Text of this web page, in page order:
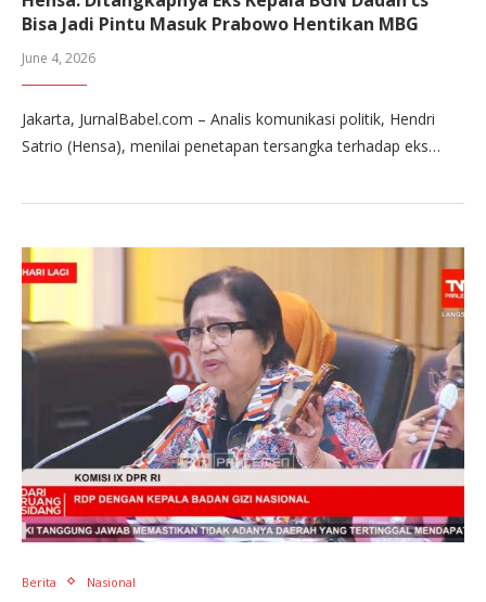
Bisa Jadi Pintu Masuk Prabowo Hentikan MBG
June 4, 2026
Jakarta, JurnalBabel.com – Analis komunikasi politik, Hendri
Satrio (Hensa), menilai penetapan tersangka terhadap eks…
Berita Nasional